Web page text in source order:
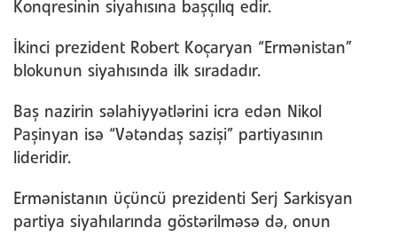
Konqresinin siyahısına başçılıq edir.
İkinci prezident Robert Koçaryan “Ermənistan”
blokunun siyahısında ilk sıradadır.
Baş nazirin səlahiyyətlərini icra edən Nikol
Paşinyan isə “Vətəndaş sazişi” partiyasının
lideridir.
Ermənistanın üçüncü prezidenti Serj Sarkisyan
partiya siyahılarında göstərilməsə də, onun